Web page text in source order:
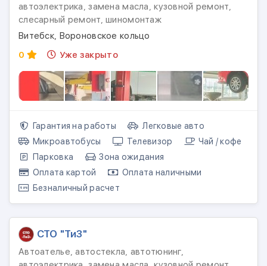
автоэлектрика, замена масла, кузовной ремонт,
слесарный ремонт, шиномонтаж
Витебск, Вороновское кольцо
0
Уже закрыто
Гарантия на работы
Легковые авто
Микроавтобусы
Телевизор
Чай / кофе
Парковка
Зона ожидания
Оплата картой
Оплата наличными
Безналичный расчет
СТО "ТиЗ"
Автоателье, автостекла, автотюнинг,